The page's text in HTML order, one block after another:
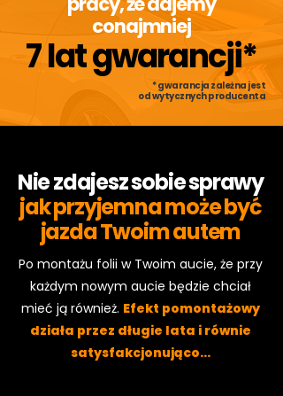
conajmniej
7 lat gwarancji*
* gwarancja zależna jest
od wytycznych producenta
Nie zdajesz sobie sprawy
jak przyjemna może być
jazda Twoim autem
Po montażu folii w Twoim aucie, że przy
każdym nowym aucie będzie chciał
mieć ją również. Efekt pomontażowy
działa przez długie lata i równie
satysfakcjonująco…